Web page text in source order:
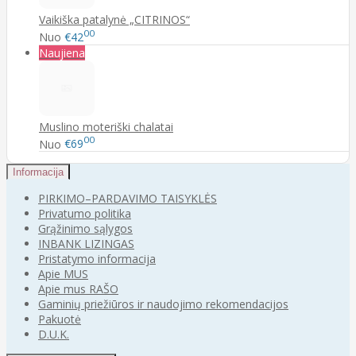
Vaikiška patalynė „CITRINOS“
Nuo €4200
Naujiena
Muslino moteriški chalatai
Nuo €6900
Informacija
PIRKIMO–PARDAVIMO TAISYKLĖS
Privatumo politika
Grąžinimo sąlygos
INBANK LIZINGAS
Pristatymo informacija
Apie MUS
Apie mus RAŠO
Gaminių priežiūros ir naudojimo rekomendacijos
Pakuotė
D.U.K.